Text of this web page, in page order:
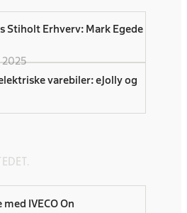
Stiholt Erhverv: Mark Egede
varebiler: eJolly og
IVECO On